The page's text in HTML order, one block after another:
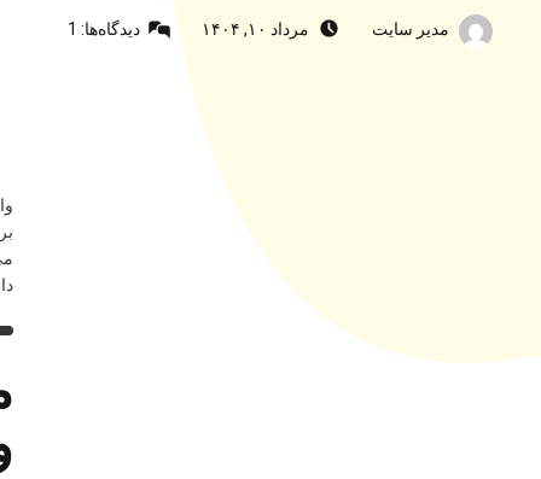
نوشته‌شده توسط:
مدیر سایت مرداد ۱۰, ۱۴۰۴ دیدگاه‌ها: 1